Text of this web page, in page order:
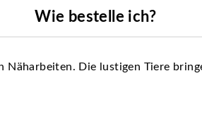
Wie bestelle ich?
Die lustigen Tiere